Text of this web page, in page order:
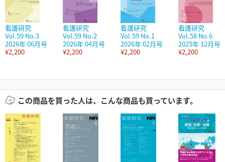
看護研究
Vol.59 No.3
2026年 06月号
¥2,200
看護研究
Vol.59 No.2
2026年 04月号
¥2,200
看護研究
Vol.59 No.1
2026年 02月号
¥2,200
看護研究
Vol.58 No.6
2025年 12月号
¥2,200
この商品を買った人は、こんな商品も買っています。